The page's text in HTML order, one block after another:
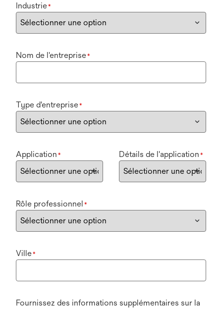
Industrie*
Nom de l'entreprise*
Type d'entreprise*
Application * Détails de l'application *
Rôle professionnel *
Ville*
Fournissez des informations supplémentaires sur la